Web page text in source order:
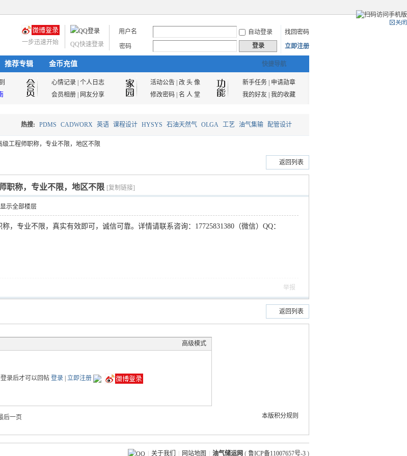
用户名 自动登录
找回密码
密码
登录 立即注册
QQ快速登录
一步迅速开始
快捷导航
推荐专辑 金币充值
心情记录 个人日志 活动公告| 改 头 像 新手任务|
申请勋章
会员相册 网友分享 修改密码| 名 人 堂 我的好友| 我的收藏
搜
索
热搜: PDMS CADWORX 英语 课程设计 HYSYS 石油天然气 OLGA 工艺 油气集输 配管设计
油气储运
级工程师职称，专业不限，地区不限
返回列表
职称，专业不限，地区不限 [复制链接]
显示全部楼层
称，专业不限，真实有效即可，诚信可靠。 详情请联系咨询： 17725831380（微信）QQ：
举报
返回列表
高级模式
录后才可以回帖 登录| 立即注册
本版积分规则
后一页
关于我们 网站地图 油气储运网 ( 鲁ICP备11007657号-3 )